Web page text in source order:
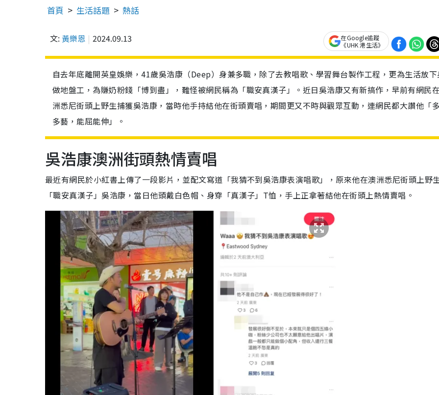
首頁 生活話題 熱話
文: 黃樂恩 2024.09.13
在Google追蹤
《UHK 港生活》
自去年底離開英皇娛樂，41歲吳浩康（Deep）身兼多職，除了去教唱歌、學習舞台製作工程，更為生活放
做地盤工，為賺奶粉錢「博到盡」，難怪被網民稱為「職安真漢子」。近日吳浩康又有新搞作，早前有網民
洲悉尼街頭上野生捕獲吳浩康，當時他手持結他在街頭賣唱，期間更又不時與觀眾互動，連網民都大讚他「
多藝，能屈能伸」。
吳浩康澳洲街頭熱情賣唱
最近有網民於小紅書上傳了一段影片，並配文寫道「我猜不到吳浩康表演唱歌」，原來他在澳洲悉尼街頭上野
「職安真漢子」吳浩康，當日他頭戴白色帽、身穿「真漢子」T恤，手上正拿著結他在街頭上熱情賣唱。